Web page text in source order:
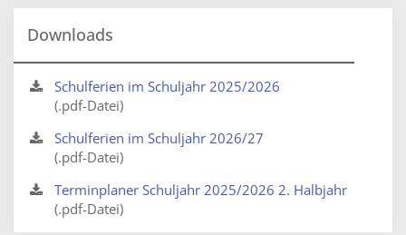
Downloads
Schulferien im Schuljahr 2025/2026
(.pdf-Datei)
Schulferien im Schuljahr 2026/27
(.pdf-Datei)
Terminplaner Schuljahr 2025/2026 2. Halbjahr
(.pdf-Datei)